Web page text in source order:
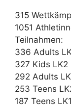
315
1051
Teilnahmen:
336 Adults
327 Kids LK2
292 Adults
253 Teens
187 Teens